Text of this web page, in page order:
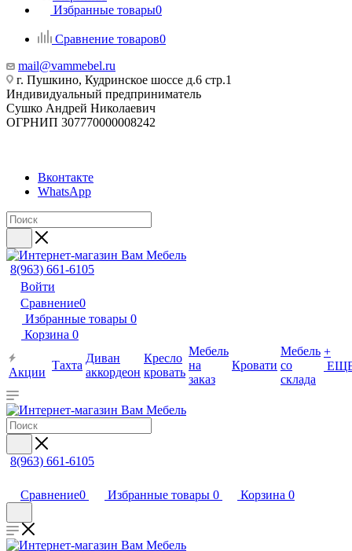
Избранные товары0
Сравнение товаров0
mail@vammebel.ru
г. Пушкино, Кудринское шоссе д.6 стр.1
Индивидуальный предприниматель
Сушко Андрей Николаевич
ОГРНИП 307770000008242
Вконтакте
WhatsApp
8(963) 661-6105
Войти
Сравнение0
Избранные товары 0
Корзина 0
Акции
Тахта
Диван
аккордеон
Кресло
кровать
Мебель
на
заказ
Кровати
Мебель
со
склада
+
8(963) 661-6105
Сравнение0 Избранные товары 0 Корзина 0